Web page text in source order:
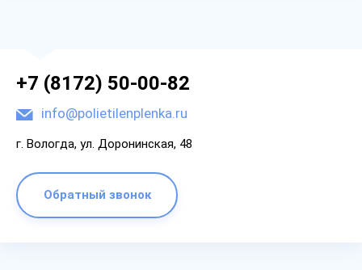
+7 (8172) 50-00-82
info@polietilenplenka.ru
г. Вологда, ул. Доронинская, 48
Обратный звонок